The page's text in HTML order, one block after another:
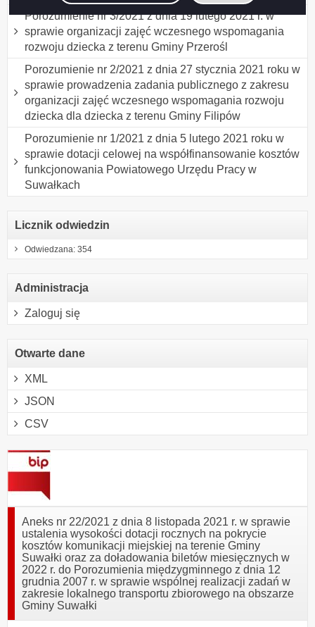
Porozumienie nr 3/2021 z dnia 19 lutego 2021 r. w
sprawie organizacji zajęć wczesnego wspomagania
rozwoju dziecka z terenu Gminy Przerośl
Porozumienie nr 2/2021 z dnia 27 stycznia 2021 roku w
sprawie prowadzenia zadania publicznego z zakresu
organizacji zajęć wczesnego wspomagania rozwoju
dziecka dla dziecka z terenu Gminy Filipów
Porozumienie nr 1/2021 z dnia 5 lutego 2021 roku w
sprawie dotacji celowej na współfinansowanie kosztów
funkcjonowania Powiatowego Urzędu Pracy w
Suwałkach
Licznik odwiedzin
Odwiedzana: 354
Administracja
Zaloguj się
Otwarte dane
XML
JSON
CSV
Aneks nr 22/2021 z dnia 8 listopada 2021 r. w sprawie
ustalenia wysokości dotacji rocznych na pokrycie
kosztów komunikacji miejskiej na terenie Gminy
Suwałki oraz za doładowania biletów miesięcznych w
2022 r. do Porozumienia międzygminnego z dnia 12
grudnia 2007 r. w sprawie wspólnej realizacji zadań w
zakresie lokalnego transportu zbiorowego na obszarze
Gminy Suwałki